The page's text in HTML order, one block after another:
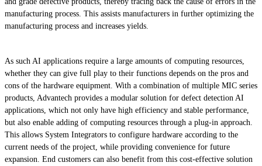
manufacturing process. This assists manufacturers in further optimizing the
manufacturing process and increases yields.
As such AI applications require a large amounts of computing resources,
whether they can give full play to their functions depends on the pros and
cons of the hardware equipment. With a combination of multiple MIC series
products, Advantech provides a modular solution for defect detection AI
applications, which not only have high efficiency and stable performance,
but also enable adding of computing resources through a plug-in approach.
This allows System Integrators to configure hardware according to the
current needs of the project, while providing convenience for future
expansion. End customers can also benefit from this cost-effective solution